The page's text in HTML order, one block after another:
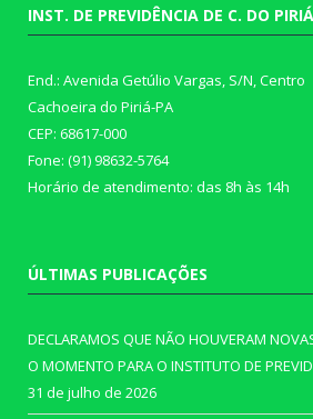
INST. DE PREVIDÊNCIA DE C. DO PIRIÁ
End.: Avenida Getúlio Vargas, S/N, Centro
Cachoeira do Piriá-PA
CEP: 68617-000
Fone: (91) 98632-5764
Horário de atendimento: das 8h às 14h
ÚLTIMAS PUBLICAÇÕES
DECLARAMOS QUE NÃO HOUVERAM
O MOMENTO PARA O INSTITUTO DE
31 de julho de 2026